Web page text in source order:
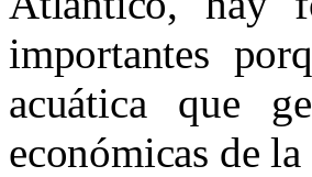
importantes
acuática que
económicas de la